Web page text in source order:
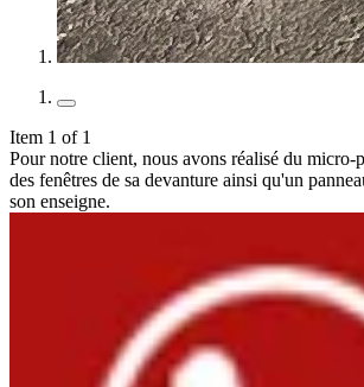
Item 1 of 1
Pour notre client, nous avons réalisé du micro-
des fenêtres de sa devanture ainsi qu'un
son enseigne.